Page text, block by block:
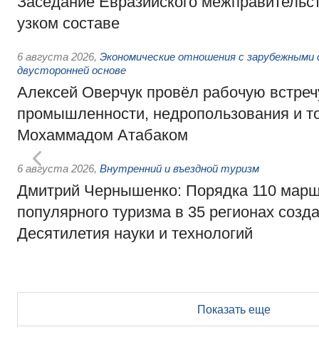
узком составе
6 августа 2026, Экономические отношения с
двусторонней основе
Алексей Оверчук провёл рабочую
промышленности, недропользования и
Мохаммадом Атабаком
6 августа 2026, Внутренний и въездной туризм
Дмитрий Чернышенко: Порядка 110
популярного туризма в 35 регионах
Десятилетия науки и технологий
Показать еще